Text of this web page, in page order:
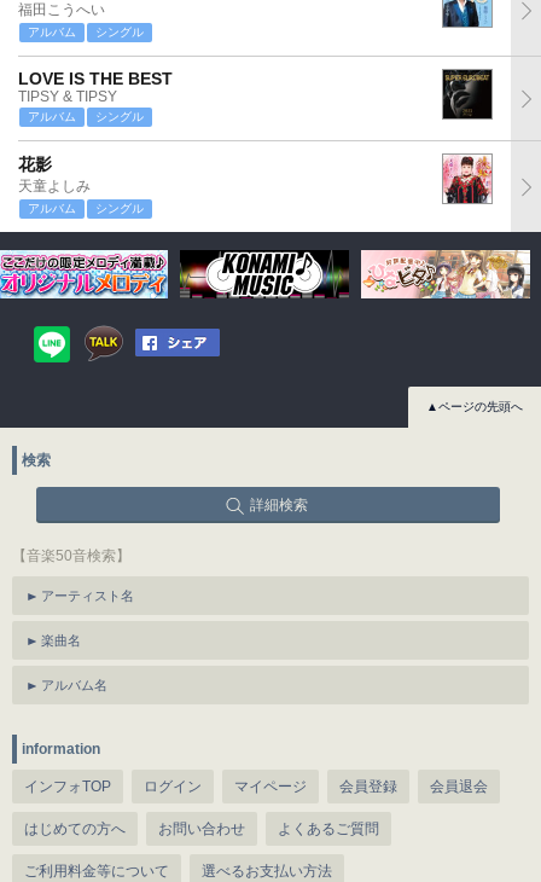
福田こうへい
アルバム シングル
LOVE IS THE BEST
TIPSY & TIPSY
アルバム シングル
花影
天童よしみ
アルバム シングル
▲ページの先頭へ
検索
詳細検索
【音楽50音検索】
アーティスト名
楽曲名
アルバム名
information
インフォTOP ログイン マイページ 会員登録 会員退会
はじめての方へ お問い合わせ よくあるご質問
ご利用料金等について 選べるお支払い方法